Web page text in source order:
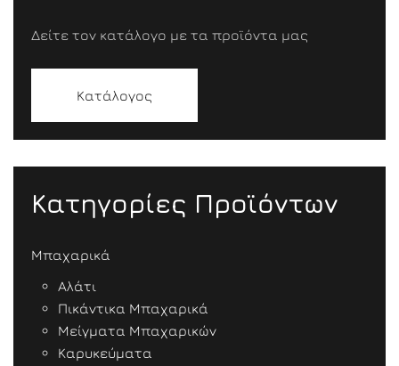
Δείτε τον κατάλογο με τα προϊόντα μας
Κατάλογος
Κατηγορίες Προϊόντων
Μπαχαρικά
Αλάτι
Πικάντικα Μπαχαρικά
Μείγματα Μπαχαρικών
Καρυκεύματα